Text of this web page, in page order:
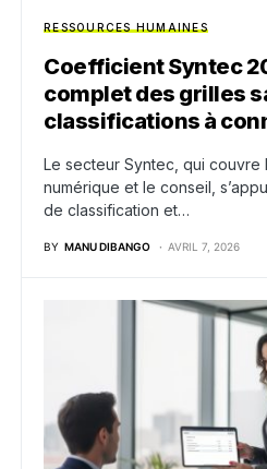
RESSOURCES HUMAINES
Coefficient Syntec
complet des grilles
classifications à
Le secteur Syntec, qui couvre
numérique et le conseil,
de classification et…
BY MANU DIBANGO AVRIL 7, 2026